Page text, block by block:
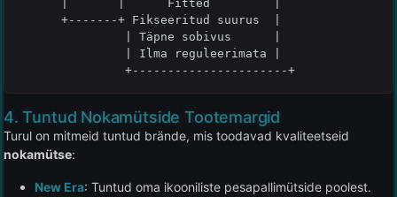
               +----------------------+
4. Tuntud Nokamütside Tootemargid
Turul on mitmeid tuntud brände, mis toodavad kvaliteetseid
nokamütse:
New Era: Tuntud oma ikooniliste pesapallimütside poolest.